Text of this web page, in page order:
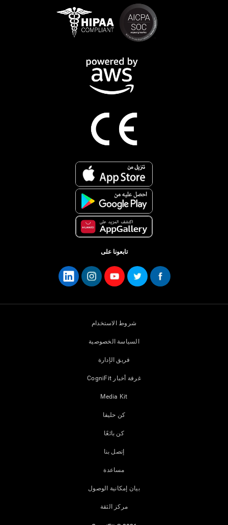
تابعونا على
شروط الاستخدام
السياسة الخصوصية
فريق الإدارة
غرفة أخبار CogniFit
Media Kit
كن حليفا
كن بائعًا
إتصل بنا
مساعدة
بيان إمكانية الوصول
مركز الثقة